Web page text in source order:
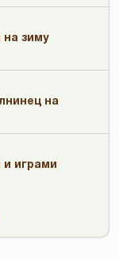
на зиму
на
играми